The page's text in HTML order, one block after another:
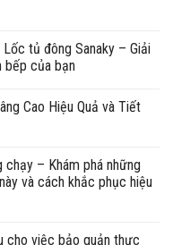
tủ đông Sanaky – Giải
bếp của bạn
Cao Hiệu Quả và Tiết
chạy – Khám phá những
và cách khắc phục hiệu
cho việc bảo quản thực